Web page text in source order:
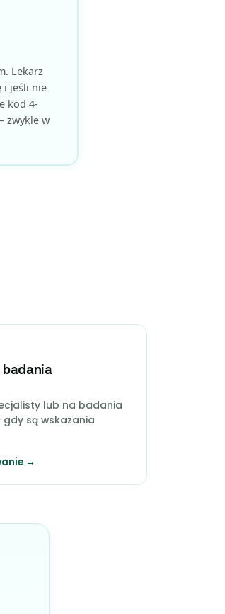
Lekarz
i jeśli nie
kod 4-
zwykle w
lub na badania
są wskazania
→